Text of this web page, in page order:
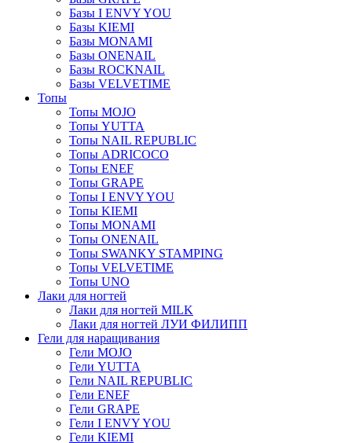
Базы I ENVY YOU
Базы KIEMI
Базы MONAMI
Базы ONENAIL
Базы ROCKNAIL
Базы VELVETIME
Топы
Топы MOJO
Топы YUTTA
Топы NAIL REPUBLIC
Топы ADRICOCO
Топы ENEF
Топы GRAPE
Топы I ENVY YOU
Топы KIEMI
Топы MONAMI
Топы ONENAIL
Топы SWANKY STAMPING
Топы VELVETIME
Топы UNO
Лаки для ногтей
Лаки для ногтей MILK
Лаки для ногтей ЛУИ ФИЛИПП
Гели для наращивания
Гели MOJO
Гели YUTTA
Гели NAIL REPUBLIC
Гели ENEF
Гели GRAPE
Гели I ENVY YOU
Гели KIEMI